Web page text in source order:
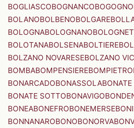
BOGLIASCOBOGNANCOBOGOGNO
BOLANOBOLBENOBOLGARE
BOLOGNABOLOGNANO
BOLOTANABOLSENABOLTIERE
BOLZANO NOVARESEBOLZANO
BOMBABOMPENSIEREBOMPIETRO
BONARCADOBONASSOLA
BONATE SOTTOBONAVIGO
BONEABONEFROBONEMERSE
BONNANAROBONOBONORVA